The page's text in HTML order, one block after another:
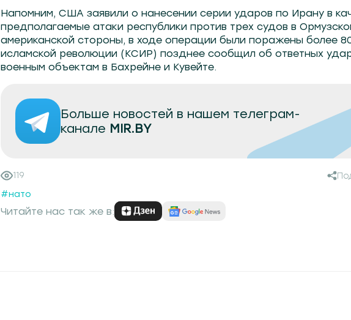
Напомним, США заявили о нанесении серии ударов по Ирану в
предполагаемые атаки республики против трех судов в
американской стороны, в ходе операции были поражены более
исламской революции (КСИР) позднее сообщил об ответных
военным объектам в Бахрейне и Кувейте.
Больше новостей в нашем телеграм-
канале MIR.BY
119
#нато
Читайте нас так же в: